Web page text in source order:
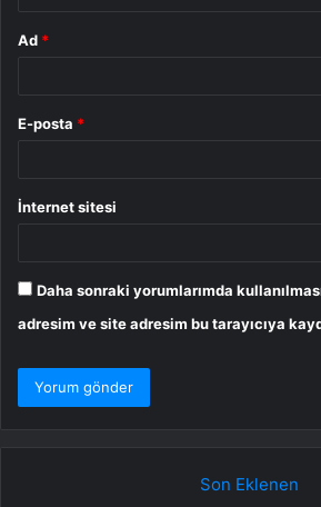
Ad *
E-posta *
İnternet sitesi
Daha sonraki yorumlarımda
adresim ve site adresim bu tarayıcıya
Son Eklenen